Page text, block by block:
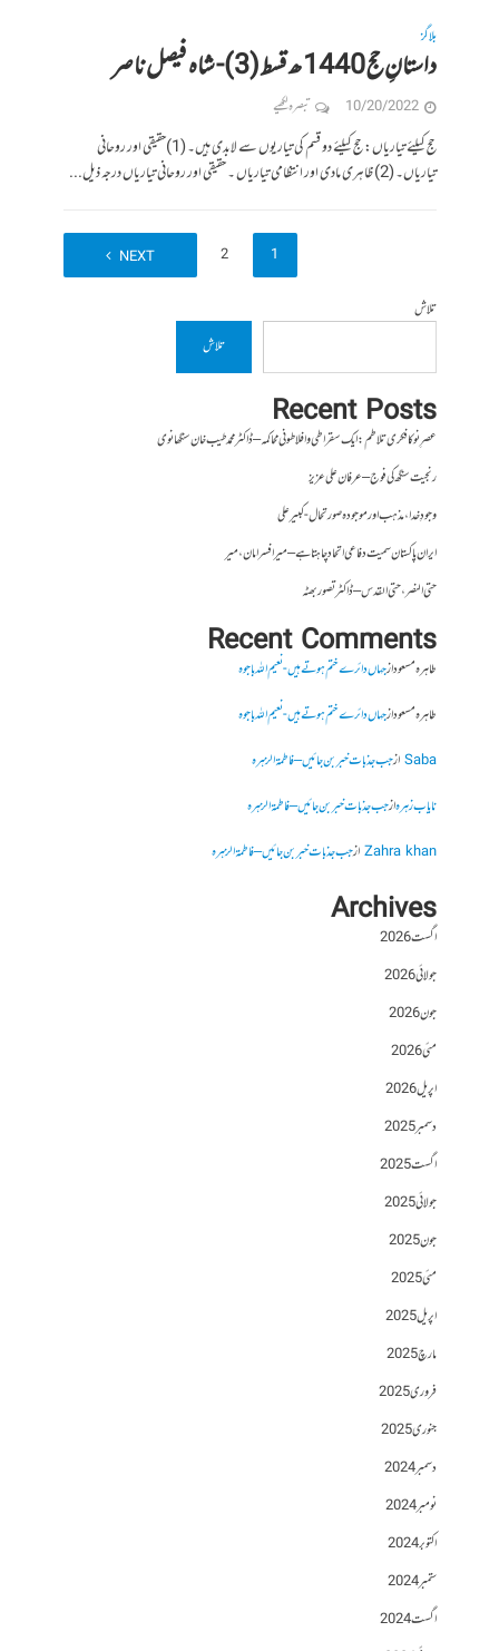
بلاگز
داستانِ حج 1440 ھ قسط (3)- شاہ فیصل ناصر
10/20/2022 تبصرہ لکھیے
حج کیلئے تیاریاں: حج کیلئے دو قسم کی تیاریوں سے لابدی ہیں۔ (1)حقیقی اور روحانی
تیاریاں۔ (2)ظاہری مادی اور انتظامی تیاریاں ۔ حقیقی اور روحانی تیاریاں درجہ ذیل...
1
2
NEXT
تلاش
تلاش
Recent Posts
عصرِ نو کا فکری تلاطم: ایک سقراطی و افلاطونی محاکمہ – ڈاکٹر محمد طیب خان سنگھانوی
رنجیت سنگھ کی فوج – عرفان علی عزیز
وجودِ خدا، مذہب اور موجودہ صورتحال- کبیر علی
ایران پاکستان سمیت دفاعی اتحاد چاہتا ہے – میر افسر امان،میر
حتی النصر ، حتی القدس – ڈاکٹر تصور بھٹہ
Recent Comments
طاہرہ مسعودازجہاں دائرے ختم ہوتے ہیں- نعیم اللہ باجوہ
طاہرہ مسعودازجہاں دائرے ختم ہوتے ہیں- نعیم اللہ باجوہ
Sabaازجب جذبات خبر بن جائیں – فاطمۃالزہرہ
نایاب زہرہازجب جذبات خبر بن جائیں – فاطمۃالزہرہ
Zahra khanازجب جذبات خبر بن جائیں – فاطمۃالزہرہ
Archives
اگست 2026
جولائی 2026
جون 2026
مئی 2026
اپریل 2026
دسمبر 2025
اگست 2025
جولائی 2025
جون 2025
مئی 2025
اپریل 2025
مارچ 2025
فروری 2025
جنوری 2025
دسمبر 2024
نومبر 2024
اکتوبر 2024
ستمبر 2024
اگست 2024